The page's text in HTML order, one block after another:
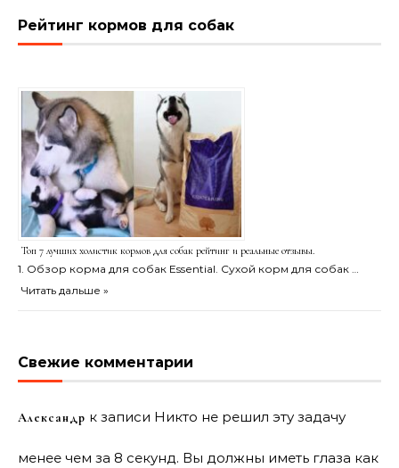
Рейтинг кормов для собак
Топ 7 лучших холистик кормов для собак рейтинг и реальные отзывы.
1. Обзор корма для собак Essential. Сухой корм для собак …
Читать дальше »
Свежие комментарии
Александр к записи Никто не решил эту задачу
менее чем за 8 секунд. Вы должны иметь глаза как